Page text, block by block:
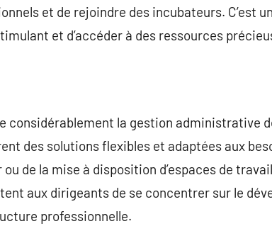
et de rejoindre des incubateurs. C’est
et d’accéder à des ressources
considérablement la gestion administrative
des solutions flexibles et adaptées aux
ou de la mise à disposition d’espaces de
aux dirigeants de se concentrer sur le
professionnelle.